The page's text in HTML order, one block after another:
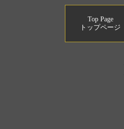
Top Page
トップページ